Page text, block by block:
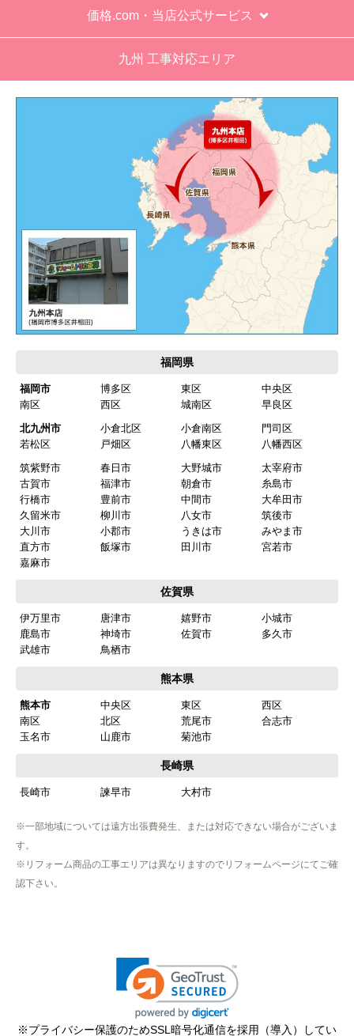
価格.com・当店公式サービス
九州 工事対応エリア
福岡県
福岡市 博多区 東区
中央区
南区
西区 城南区
早良区
北九州市
小倉北区 小倉南区
門司区
若松区
戸畑区 八幡東区
八幡西区
筑紫野市
春日市 大野城市
太宰府市
古賀市
福津市 朝倉市
糸島市
行橋市
豊前市 中間市
大牟田市
久留米市
柳川市 八女市
筑後市
大川市
小郡市 うきは市
みやま市
直方市
飯塚市 田川市
宮若市
嘉麻市
佐賀県
伊万里市 唐津市 嬉野市
小城市
鹿島市
神埼市 佐賀市
多久市
武雄市
鳥栖市
熊本県
熊本市 中央区 東区
西区
南区
北区 荒尾市
合志市
玉名市
山鹿市 菊池市
長崎県
長崎市 諫早市 大村市
※一部地域については遠方出張費発生、または対応できない場合がございま
す。
※リフォーム商品の工事エリアは異なりますのでリフォームページにてご確
認下さい。
※プライバシー保護のためSSL暗号化通信を採用（導入）してい